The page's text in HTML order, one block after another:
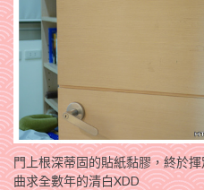
門上根深蒂固的貼紙黏膠，終於
曲求全數年的清白XDD